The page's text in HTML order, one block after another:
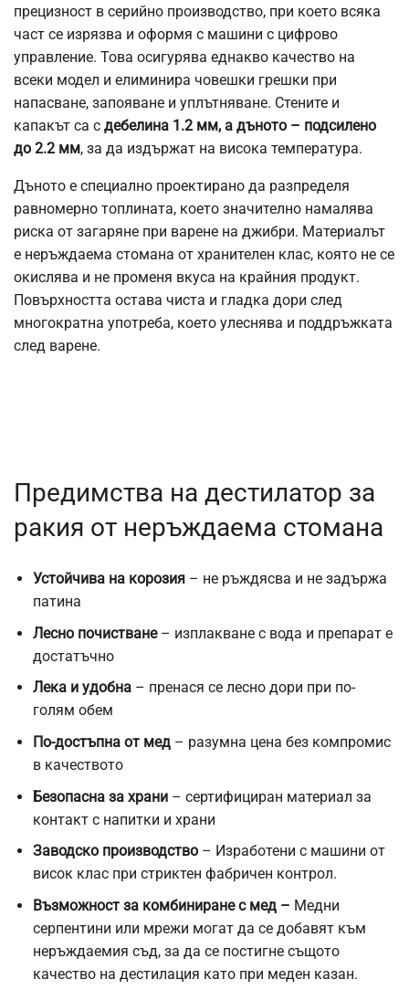
прецизност в серийно производство, при което всяка
част се изрязва и оформя с машини с цифрово
управление. Това осигурява еднакво качество на
всеки модел и елиминира човешки грешки при
напасване, запояване и уплътняване. Стените и
капакът са с дебелина 1.2 мм, а дъното – подсилено
до 2.2 мм, за да издържат на висока температура.
Дъното е специално проектирано да разпределя
равномерно топлината, което значително намалява
риска от загаряне при варене на джибри. Материалът
е неръждаема стомана от хранителен клас, която не се
окислява и не променя вкуса на крайния продукт.
Повърхността остава чиста и гладка дори след
многократна употреба, което улеснява и поддръжката
след варене.
Предимства на дестилатор за
ракия от неръждаема стомана
Устойчива на корозия– не ръждясва и не задържа
патина
Лесно почистване– изплакване с вода и препарат е
достатъчно
Лека и удобна– пренася се лесно дори при по-
голям обем
По-достъпна от мед– разумна цена без компромис
в качеството
Безопасна за храни– сертифициран материал за
контакт с напитки и храни
Заводско производство– Изработени с машини от
висок клас при стриктен фабричен контрол.
Възможност за комбиниране с мед – Медни
серпентини или мрежи могат да се добавят към
неръждаемия съд, за да се постигне същото
качество на дестилация като при меден казан.